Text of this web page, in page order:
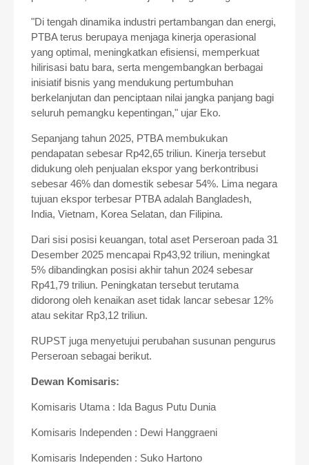
"Di tengah dinamika industri pertambangan dan energi,
PTBA terus berupaya menjaga kinerja operasional
yang optimal, meningkatkan efisiensi, memperkuat
hilirisasi batu bara, serta mengembangkan berbagai
inisiatif bisnis yang mendukung pertumbuhan
berkelanjutan dan penciptaan nilai jangka panjang bagi
seluruh pemangku kepentingan," ujar Eko.
Sepanjang tahun 2025, PTBA membukukan
pendapatan sebesar Rp42,65 triliun. Kinerja tersebut
didukung oleh penjualan ekspor yang berkontribusi
sebesar 46% dan domestik sebesar 54%. Lima negara
tujuan ekspor terbesar PTBA adalah Bangladesh,
India, Vietnam, Korea Selatan, dan Filipina.
Dari sisi posisi keuangan, total aset Perseroan pada 31
Desember 2025 mencapai Rp43,92 triliun, meningkat
5% dibandingkan posisi akhir tahun 2024 sebesar
Rp41,79 triliun. Peningkatan tersebut terutama
didorong oleh kenaikan aset tidak lancar sebesar 12%
atau sekitar Rp3,12 triliun.
RUPST juga menyetujui perubahan susunan pengurus
Perseroan sebagai berikut.
Dewan Komisaris:
Komisaris Utama : Ida Bagus Putu Dunia
Komisaris Independen : Dewi Hanggraeni
Komisaris Independen : Suko Hartono